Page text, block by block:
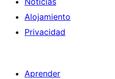
Alojamiento
Privacidad
Aprender